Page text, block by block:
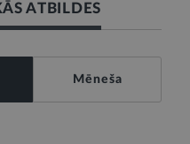
ATBILDES
Mēneša